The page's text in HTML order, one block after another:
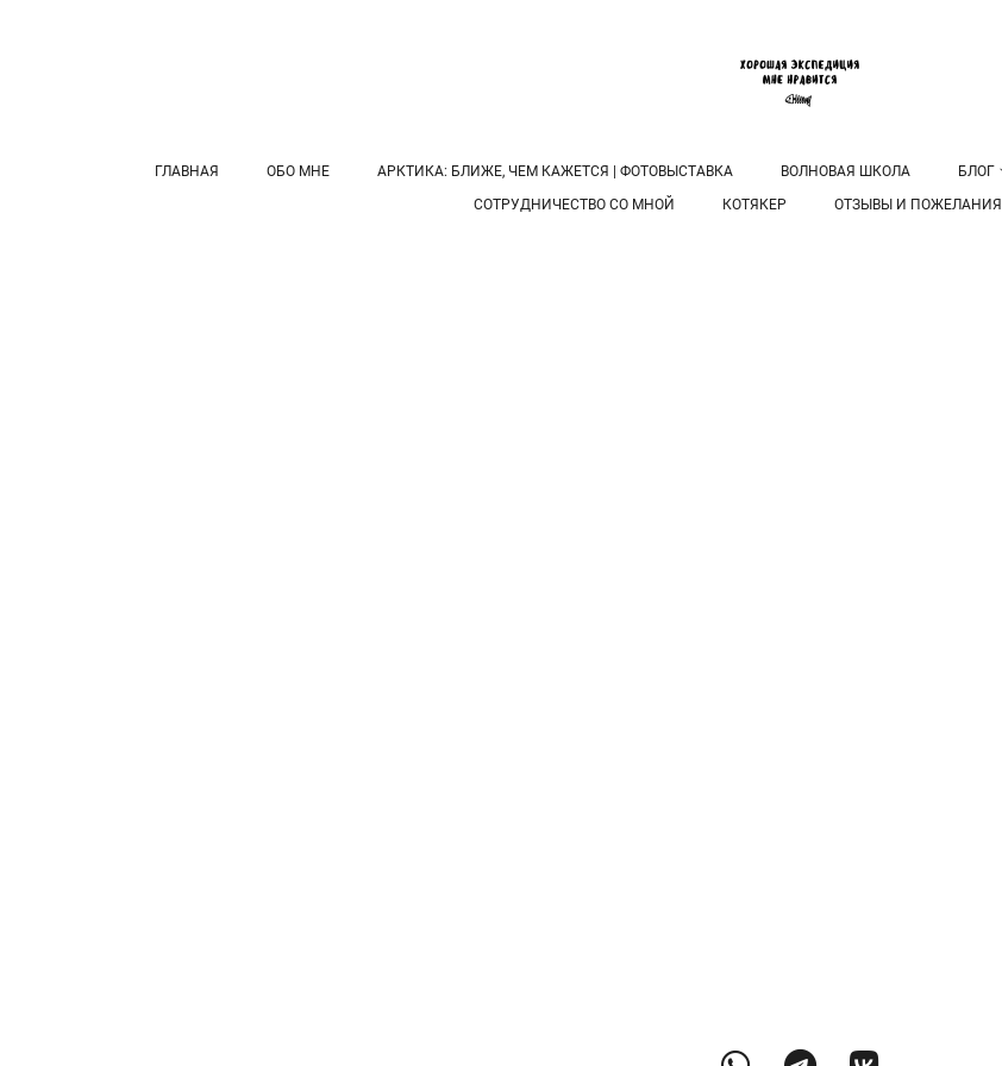
ГЛАВНАЯ ОБО МНЕ АРКТИКА: БЛИЖЕ, ЧЕМ КАЖЕТСЯ | ФОТОВЫСТАВКА ВОЛНОВАЯ ШКОЛА БЛОГ
СОТРУДНИЧЕСТВО СО МНОЙ
КОТЯКЕР ОТЗЫВЫ И ПОЖЕЛАНИЯ